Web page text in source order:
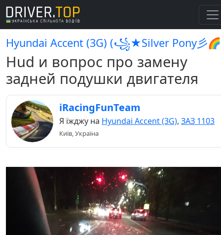
Hyundai Accent (3G) (꧁★Silver Pony彡
Hud и вопрос про замену
задней подушки двигателя
iRacingFunTeam
Я їжджу на Hyundai Accent (3G), ЗАЗ 1103
Київ, Україна